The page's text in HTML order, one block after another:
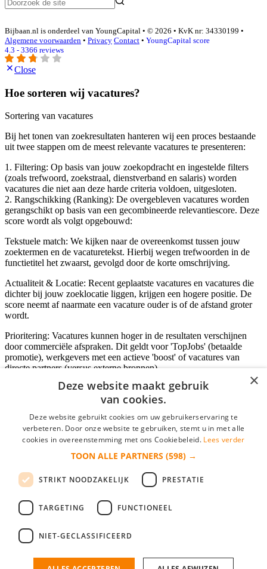
Bijbaan.nl is onderdeel van YoungCapital • © 2026 • KvK nr: 34330199 •
Algemene voorwaarden • Privacy Contact • YoungCapital score
4.3 - 3366 reviews
Close
Hoe sorteren wij vacatures?
Sortering van vacatures
Bij het tonen van zoekresultaten hanteren wij een proces bestaande
uit twee stappen om de meest relevante vacatures te presenteren:
1. Filtering: Op basis van jouw zoekopdracht en ingestelde filters
(zoals trefwoord, zoekstraal, dienstverband en salaris) worden
vacatures die niet aan deze harde criteria voldoen, uitgesloten.
2. Rangschikking (Ranking): De overgebleven vacatures worden
gerangschikt op basis van een gecombineerde relevantiescore. Deze
score wordt als volgt opgebouwd:
Tekstuele match: We kijken naar de overeenkomst tussen jouw
zoektermen en de vacaturetekst. Hierbij wegen trefwoorden in de
functietitel het zwaarst, gevolgd door de korte omschrijving.
Actualiteit & Locatie: Recent geplaatste vacatures en vacatures die
dichter bij jouw zoeklocatie liggen, krijgen een hogere positie. De
score neemt af naarmate een vacature ouder is of de afstand groter
wordt.
Prioritering: Vacatures kunnen hoger in de resultaten verschijnen
door commerciële afspraken. Dit geldt voor 'TopJobs' (betaalde
promotie), werkgevers met een actieve 'boost' of vacatures van
directe partners (versus externe bronnen).
Inloggen als bedrijf
*
login gegevens onthouden
login
Bedrijf aanmelden
nieuwe collega/werknemer zo gevonden!
×
Deze website maakt gebruik
van cookies.
Deze website gebruikt cookies om uw gebruikerservaring te
verbeteren. Door onze website te gebruiken, stemt u in met alle
cookies in overeenstemming met ons Cookiebeleid. Lees verder
TOON ALLE PARTNERS (598) →
STRIKT NOODZAKELIJK PRESTATIE
TARGETING FUNCTIONEEL
NIET-GECLASSIFICEERD